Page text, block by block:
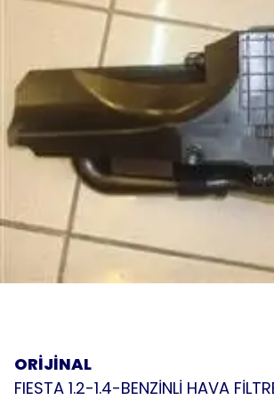
ORİJİNAL
FIESTA 1.2-1.4-BENZİNLİ HAVA